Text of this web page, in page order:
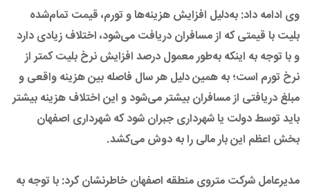
وی ادامه داد: به‌دلیل افزایش هزینه‌ها و تورم، قیمت تمام‌شده
بلیت با قیمتی که از مسافران دریافت می‌شود، اختلاف زیادی دارد
و با توجه به اینکه به‌طور معمول درصد افزایش نرخ بلیت کمتر از
نرخ تورم است؛ به همین دلیل هر سال فاصله بین هزینه واقعی و
مبلغ دریافتی از مسافران بیشتر می‌شود و این اختلاف هزینه بیشتر
باید توسط دولت یا شهرداری جبران شود که شهرداری اصفهان
بخش اعظم این بار مالی را به دوش می‌کشد.
مدیرعامل شرکت متروی منطقه اصفهان خاطرنشان کرد: با توجه به